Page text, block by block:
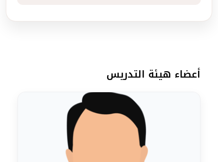
أعضاء هيئة التدريس